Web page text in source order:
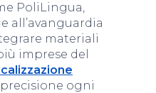
PoliLingua,
all’avanguardia
materiali
imprese del
ogni